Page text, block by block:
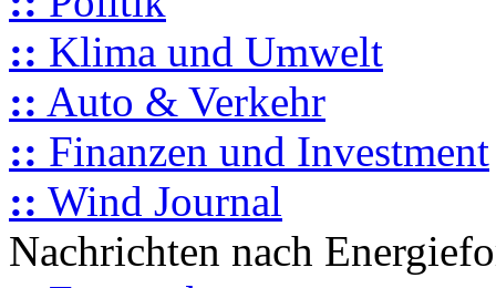
:: Klima und Umwelt
:: Auto & Verkehr
:: Finanzen und Investment
:: Wind Journal
Nachrichten nach